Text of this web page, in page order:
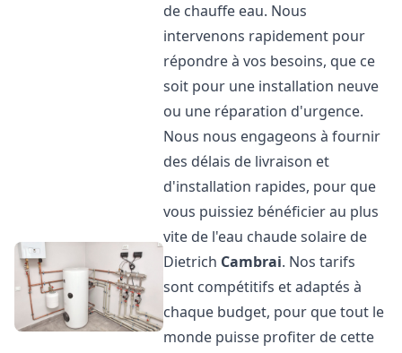
de chauffe eau. Nous
intervenons rapidement pour
répondre à vos besoins, que ce
soit pour une installation neuve
ou une réparation d'urgence.
Nous nous engageons à fournir
des délais de livraison et
d'installation rapides, pour que
vous puissiez bénéficier au plus
vite de l'eau chaude solaire de
Dietrich Cambrai. Nos tarifs
sont compétitifs et adaptés à
chaque budget, pour que tout le
monde puisse profiter de cette